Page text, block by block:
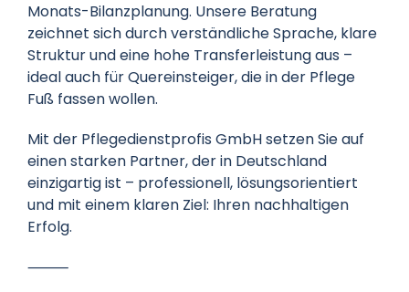
Monats-Bilanzplanung. Unsere Beratung
zeichnet sich durch verständliche Sprache, klare
Struktur und eine hohe Transferleistung aus –
ideal auch für Quereinsteiger, die in der Pflege
Fuß fassen wollen.
Mit der Pflegedienstprofis GmbH setzen Sie auf
einen starken Partner, der in Deutschland
einzigartig ist – professionell, lösungsorientiert
und mit einem klaren Ziel: Ihren nachhaltigen
Erfolg.
⸻